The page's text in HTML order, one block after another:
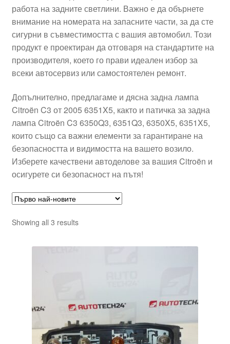
Разгледайте
Транспорт
работа на задните светлини. Важно е да обърнете
внимание на номерата на запасните части, за да сте
сигурни в съвместимостта с вашия автомобил. Този
продукт е проектиран да отговаря на стандартите на
производителя, което го прави идеален избор за
всеки автосервиз или самостоятелен ремонт.
Допълнително, предлагаме и дясна задна лампа
Citroën C3 от 2005 6351X5, както и патичка за задна
лампа Citroën C3 6350Q3, 6351Q3, 6350X5, 6351X5,
които също са важни елементи за гарантиране на
безопасността и видимостта на вашето возило.
Изберете качествени автоделове за вашия Citroën и
осигурете си безопасност на пътя!
Showing all 3 resultsSorted
latest